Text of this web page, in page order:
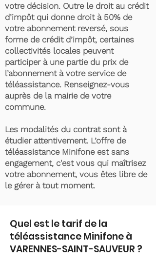
votre décision. Outre le droit au crédit
d’impôt qui donne droit à 50% de
votre abonnement reversé, sous
forme de crédit d’impôt, certaines
collectivités locales peuvent
participer à une partie du prix de
l’abonnement à votre service de
téléassistance. Renseignez-vous
auprès de la mairie de votre
commune.
Les modalités du contrat sont à
étudier attentivement. L’offre de
téléassistance Minifone est sans
engagement, c'est vous qui maîtrisez
votre abonnement, vous êtes libre de
le gérer à tout moment.
Quel est le tarif de la
téléassistance Minifone à
VARENNES-SAINT-SAUVEUR ?